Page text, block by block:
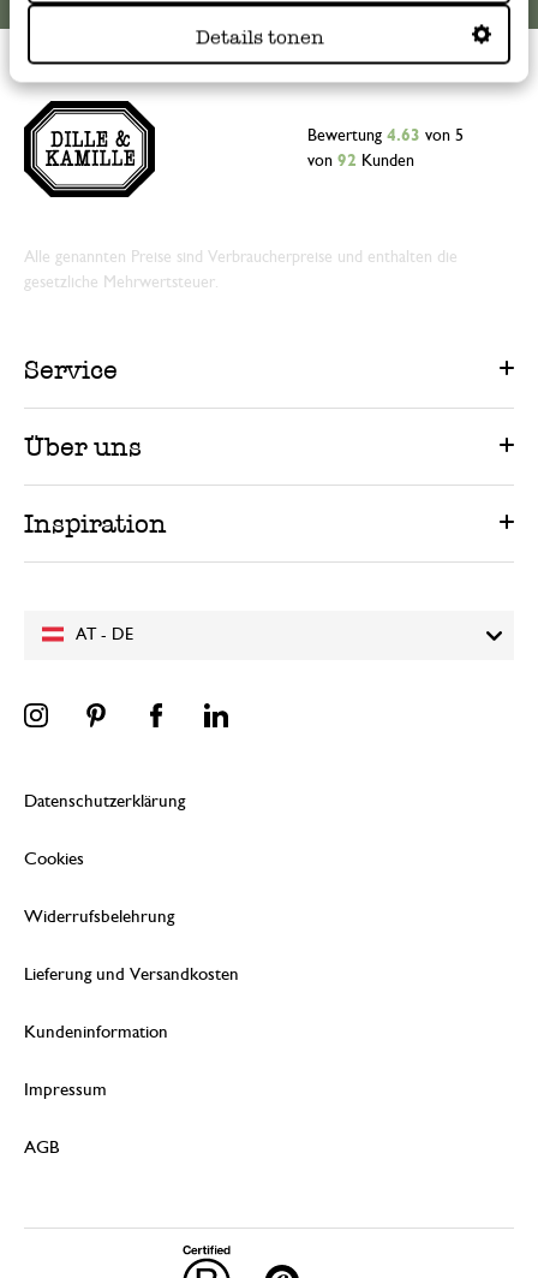
Details tonen
AT - DE
Bewertung 4.63 von 5
von 92 Kunden
Alle genannten Preise sind Verbraucherpreise und enthalten die
gesetzliche Mehrwertsteuer.
Service
Über uns
Inspiration
Datenschutzerklärung
Cookies
Widerrufsbelehrung
Lieferung und Versandkosten
Kundeninformation
Impressum
AGB